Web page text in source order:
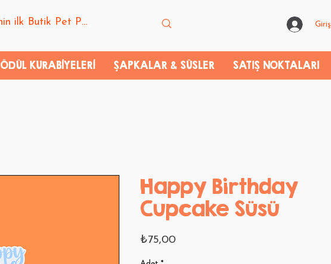
ÖDÜL KURABİYELERİ ŞAPKALAR & SÜSLER SATIŞ NOKTALARI
Giriş
Happy Birthday
Cupcake Süsü
₺75,00Fiyat